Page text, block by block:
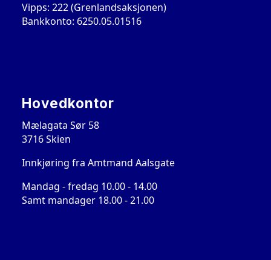
Vipps: 222 (Grenlandsaksjonen)
Bankkonto: 6250.05.01516
Hovedkontor
Mælagata Sør 58
3716 Skien
Innkjøring fra Amtmand Aalsgate
Mandag - fredag 10.00 - 14.00
Samt mandager 18.00 - 21.00